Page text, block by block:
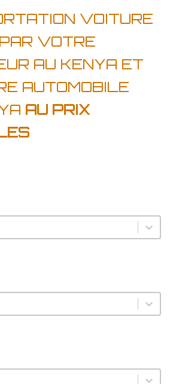
VOITURE
VOTRE
AU KENYA ET
AUTOMOBILE
AU PRIX